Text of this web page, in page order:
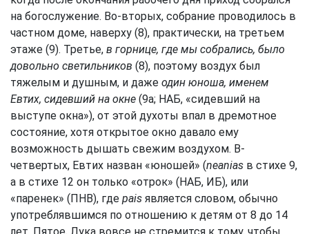
на богослужение. Во-вторых, собрание проводилось в
частном доме, наверху (8), практически, на третьем
этаже (9). Третье, в горнице, где мы собрались, было
довольно светильников (8), поэтому воздух был
тяжелым и душным, и даже один юноша, именем
Евтих, сидевший на окне (9а; НАБ, «сидевший на
выступе окна»), от этой духоты впал в дремотное
состояние, хотя открытое окно давало ему
возможность дышать свежим воздухом. В-
четвертых, Евтих назван «юношей» (neanias в стихе 9,
а в стихе 12 он только «отрок» (НАБ, ИБ), или
«паренек» (ПНВ), где pais является словом, обычно
употреблявшимся по отношению к детям от 8 до 14